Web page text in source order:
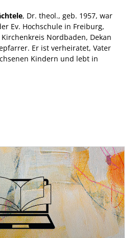
, Dr. theol., geb. 1957, war
Ev. Hochschule in Freiburg,
Nordbaden, Dekan
Er ist verheiratet, Vater
Kindern und lebt in